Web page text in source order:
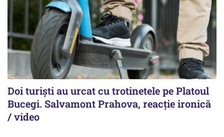
Doi turiști au urcat cu trotinetele pe Platoul
Bucegi. Salvamont Prahova, reacție ironică
/ video